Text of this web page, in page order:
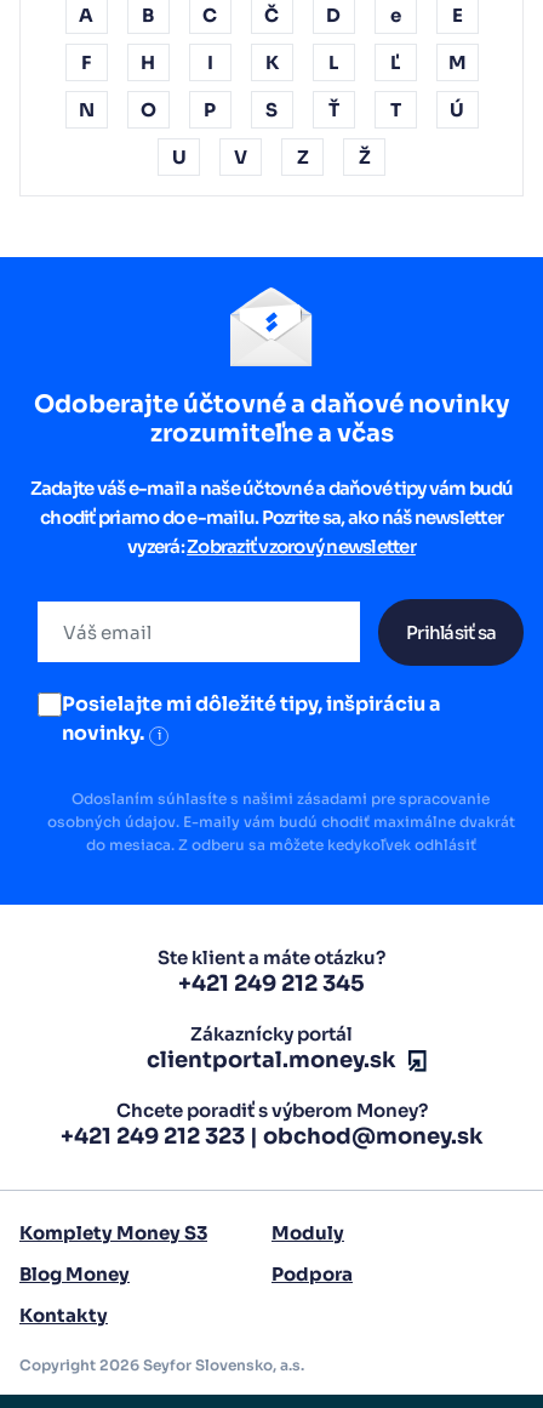
A B C Č D e E
F H I K L Ľ M
N O P S Ť T Ú
U V Z Ž
Odoberajte účtovné a daňové novinky
zrozumiteľne a včas
Zadajte váš e-mail a naše účtovné a daňové tipy vám budú
chodiť priamo do e-mailu. Pozrite sa, ako náš newsletter
vyzerá:Zobraziť vzorový newsletter
Prihlásiť sa
Posielajte mi dôležité tipy, inšpiráciu a
novinky.
i
Odoslaním súhlasíte s našimi zásadami pre spracovanie
osobných údajov. E-maily vám budú chodiť maximálne dvakrát
do mesiaca. Z odberu sa môžete kedykoľvek odhlásiť
Ste klient a máte otázku?
+421 249 212 345
Zákaznícky portál
clientportal.money.sk
Chcete poradiť s výberom Money?
+421 249 212 323| obchod@money.sk
Komplety Money S3
Moduly
Blog Money
Podpora
Kontakty
Copyright 2026 Seyfor Slovensko, a.s.